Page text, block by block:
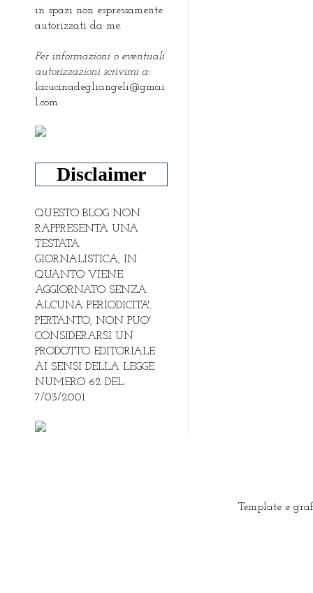
in spazi non espressamente
autorizzati da me.
Per informazioni o eventuali
autorizzazioni scrivimi a:
lacucinadegliangeli@gmai
l.com
Disclaimer
QUESTO BLOG NON
RAPPRESENTA UNA
TESTATA
GIORNALISTICA, IN
QUANTO VIENE
AGGIORNATO SENZA
ALCUNA PERIODICITA'.
PERTANTO, NON PUO'
CONSIDERARSI UN
PRODOTTO EDITORIALE
AI SENSI DELLA LEGGE
NUMERO 62 DEL
7/03/2001
Template e